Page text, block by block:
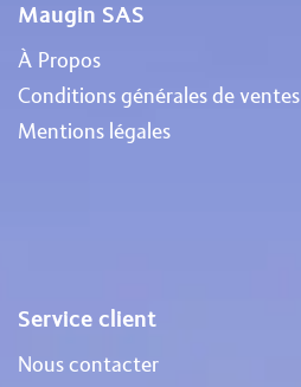
Maugin SAS
À Propos
Conditions générales de ventes
Mentions légales
Service client
Nous contacter